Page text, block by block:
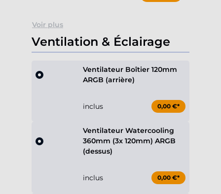
Voir plus
Ventilation & Éclairage
Ventilateur Boîtier 120mm
ARGB (arrière)
inclus 0,00 €*
Ventilateur Watercooling
360mm (3x 120mm) ARGB
(dessus)
inclus 0,00 €*